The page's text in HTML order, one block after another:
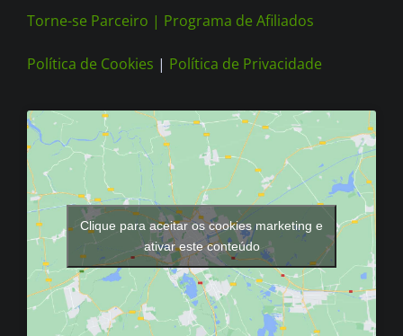
Torne-se Parceiro | Programa de Afiliados
Política de Cookies | Política de Privacidade
Clique para aceitar os cookies marketing e
ativar este conteúdo